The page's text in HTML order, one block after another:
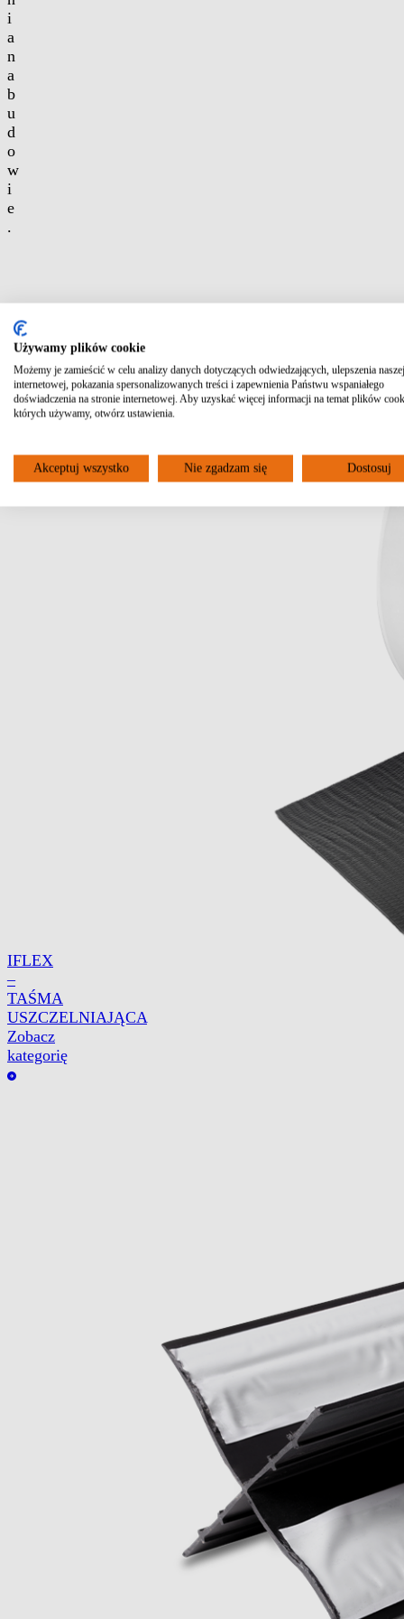
i
a
n
a
b
u
d
o
w
i
e
.
IFLEX
–
TAŚMA
USZCZELNIAJĄCA
Zobacz
kategorię
Używamy plików cookie
Możemy je zamieścić w celu analizy danych dotyczących odwiedzających, ulepszenia
internetowej, pokazania spersonalizowanych treści i zapewnienia Państwu wspaniałego
doświadczenia na stronie internetowej. Aby uzyskać więcej informacji na temat plików
których używamy, otwórz ustawienia.
Akceptuj wszystko Nie zgadzam się Dostosuj